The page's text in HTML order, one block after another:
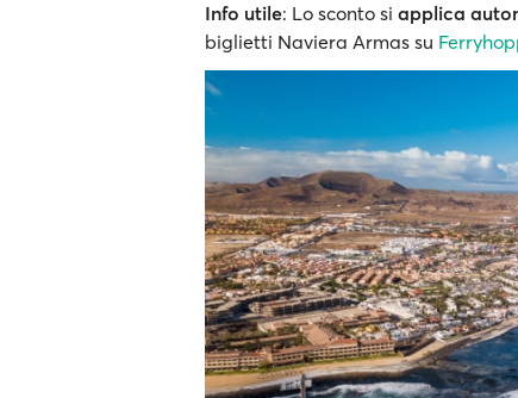
Info utile: Lo sconto si applica
biglietti Naviera Armas su